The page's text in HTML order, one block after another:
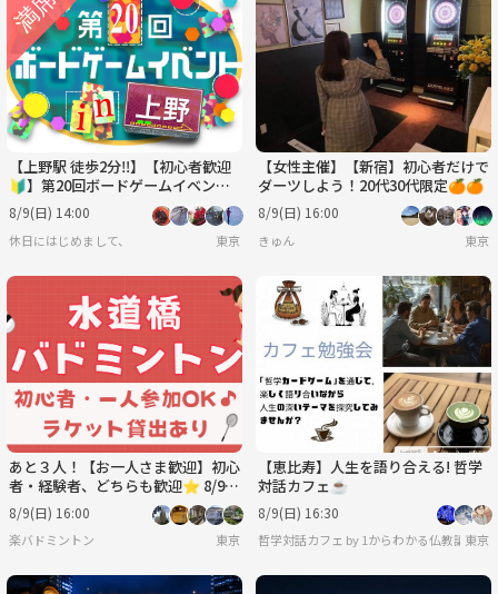
【上野駅 徒歩2分‼️】【初心者歓迎
🔰】第20回ボードゲームイベント
🎲
8/9(日) 14:00
休日にはじめまして、 東京
【女性主催】【新宿】初心者だけで
ダーツしよう！20代30代限定🍊🍊
8/9(日) 16:00
きゅん 東京
あと３人！【お一人さま歓迎】初心
者・経験者、どちらも歓迎⭐︎ 8/9
（日）16時〜 水道橋でバドミン
トン⭐︎
8/9(日) 16:00
楽バドミントン 東京
【恵比寿】人生を語り合える! 哲学
対話カフェ☕️
8/9(日) 16:30
哲学対話カフェ by 1からわかる仏教講座東京